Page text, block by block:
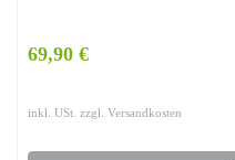
69,90 €
inkl. USt. zzgl. Versandkosten